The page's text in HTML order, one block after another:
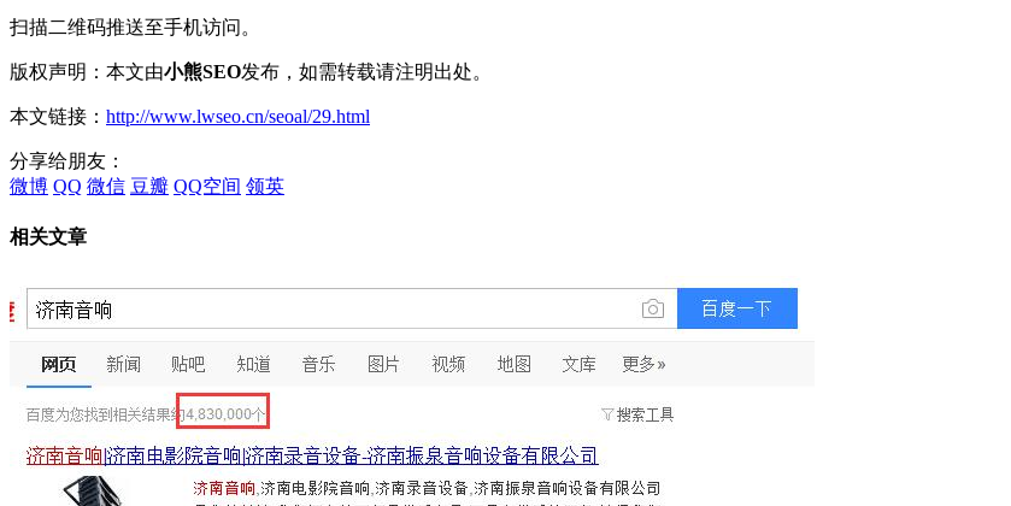
扫描二维码推送至手机访问。
版权声明：本文由小熊SEO发布，如需转载请注明出处。
本文链接： http://www.lwseo.cn/seoal/29.html
分享给朋友：
微博 QQ 微信 豆瓣 QQ空间 领英
相关文章